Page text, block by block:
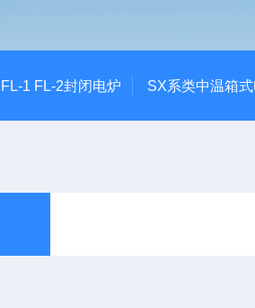
FL-1 FL-2封闭电炉 SX系类中温箱